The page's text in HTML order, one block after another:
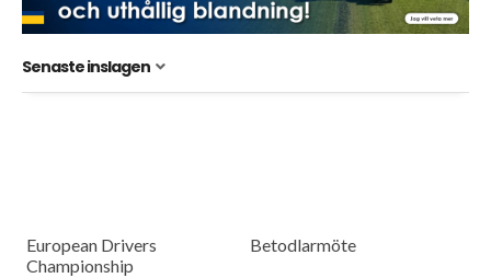
Senaste inslagen
European Drivers
Championship
Betodlarmöte